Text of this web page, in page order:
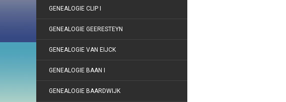
GENEALOGIE CLIP I
GENEALOGIE GEERESTEYN
GENEALOGIE VAN EIJCK
GENEALOGIE BAAN I
GENEALOGIE BAARDWIJK